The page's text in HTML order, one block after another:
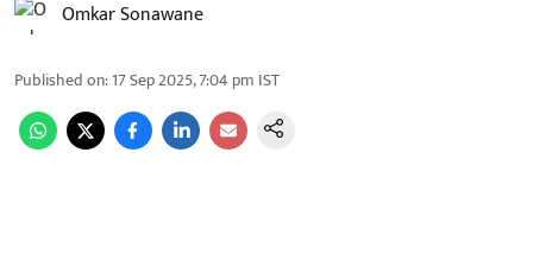
Omkar Sonawane
Published on:17 Sep 2025, 7:04 pm IST